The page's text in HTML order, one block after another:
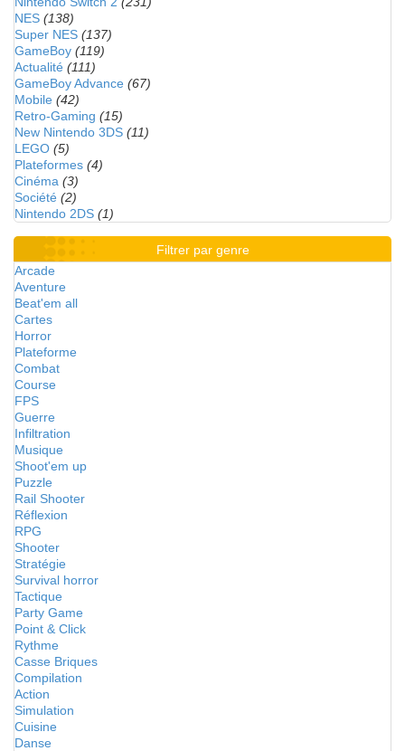
NES (138)
Super NES (137)
GameBoy (119)
Actualité (111)
GameBoy Advance (67)
Mobile (42)
Retro-Gaming (15)
New Nintendo 3DS (11)
LEGO (5)
Plateformes (4)
Cinéma (3)
Société (2)
Nintendo 2DS (1)
Filtrer par genre
Arcade
Aventure
Beat'em all
Cartes
Horror
Plateforme
Combat
Course
FPS
Guerre
Infiltration
Musique
Shoot'em up
Puzzle
Rail Shooter
Réflexion
RPG
Shooter
Stratégie
Survival horror
Tactique
Party Game
Point & Click
Rythme
Casse Briques
Compilation
Action
Simulation
Cuisine
Danse